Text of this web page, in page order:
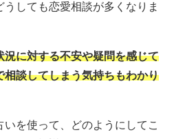
しても恋愛相談が多くなりま
況に対する不安や疑問を感じて
相談してしまう気持ちもわかり
を使って、どのようにしてこ